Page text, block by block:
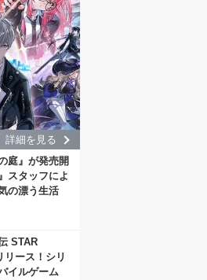
詳細を見る
庭』が発売開
スタッフによ
の漂う生活
STAR
リース！シリ
イルゲーム